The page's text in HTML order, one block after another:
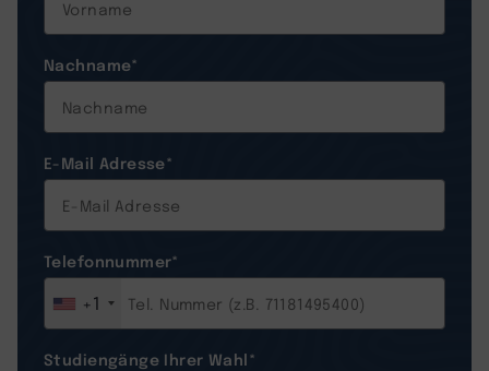
Nachname*
E-Mail Adresse*
Telefonnummer*
+1
Studiengänge Ihrer Wahl*